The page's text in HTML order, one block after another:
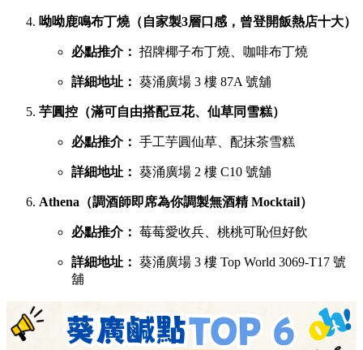
呦呦鹿鳴布丁燒（自家製3層口感，曾登開飯熱店十大）
必點推介： 招牌椰子布丁燒、咖啡布丁燒
詳細地址： 葵涌廣場 3 樓 87A 號舖
芋圓控（滿可自由搭配豆花、仙草同雪糕）
必點推介： 手工芋圓仙草、配抹茶雪糕
詳細地址： 葵涌廣場 2 樓 C10 號舖
Athena（調酒師即席為你調製無酒精 Mocktail）
必點推介： 莓莓愛收兵、桃桃可恥但好飲
詳細地址： 葵涌廣場 3 樓 Top World 3069-T17 號
舖